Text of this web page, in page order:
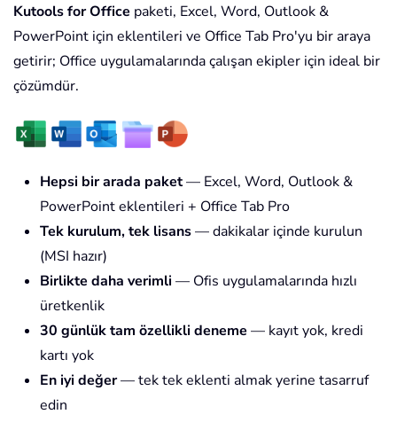
Kutools for Office paketi, Excel, Word, Outlook &
PowerPoint için eklentileri ve Office Tab Pro'yu bir araya
getirir; Office uygulamalarında çalışan ekipler için ideal bir
çözümdür.
Hepsi bir arada paket— Excel, Word, Outlook &
PowerPoint eklentileri + Office Tab Pro
Tek kurulum, tek lisans— dakikalar içinde kurulun
(MSI hazır)
Birlikte daha verimli — Ofis uygulamalarında hızlı
üretkenlik
30 günlük tam özellikli deneme — kayıt yok, kredi
kartı yok
En iyi değer— tek tek eklenti almak yerine tasarruf
edin